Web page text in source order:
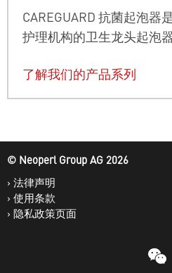
CAREGUARD 抗菌起泡器
护理机构的卫生龙头起泡器
了解我们的产品系列
© Neoperl Group AG 2026
› 法律声明
› 使用条款
› 隐私政策页面